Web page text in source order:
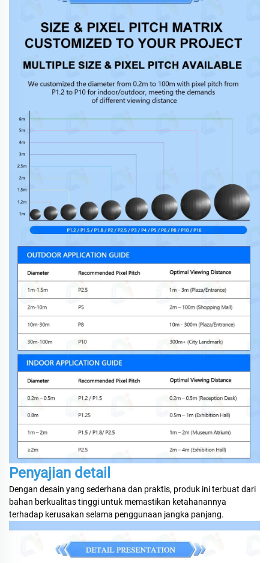
Penyajian detail
Dengan desain yang sederhana dan praktis, produk ini terbuat dari
bahan berkualitas tinggi untuk memastikan ketahanannya
terhadap kerusakan selama penggunaan jangka panjang.